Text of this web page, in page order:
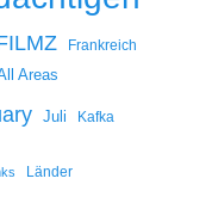
Frankreich
Areas
Juli Kafka
Länder